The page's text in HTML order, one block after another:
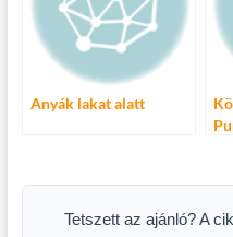
Anyák lakat alatt
Tetszett az ajánló? A